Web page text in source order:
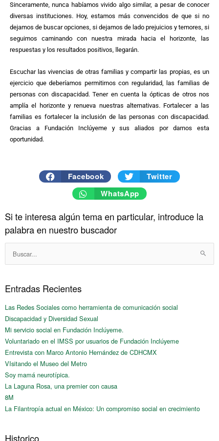
Sinceramente, nunca habíamos vivido algo similar, a pesar de conocer
diversas instituciones. Hoy, estamos más convencidos de que si no
dejamos de buscar opciones, si dejamos de lado prejuicios y temores, si
seguimos caminando con nuestra mirada hacia el horizonte, las
respuestas y los resultados positivos, llegarán.
Escuchar las vivencias de otras familias y compartir las propias, es un
ejercicio que deberíamos permitirnos con regularidad, las familias de
personas con discapacidad. Tener en cuenta la ópticas de otros nos
amplía el horizonte y renueva nuestras alternativas. Fortalecer a las
familias es fortalecer la inclusión de las personas con discapacidad.
Gracias a Fundación Inclúyeme y sus aliados por darnos esta
oportunidad.
Facebook
Twitter
WhatsApp
Si te interesa algún tema en particular, introduce la
palabra en nuestro buscador
Buscar:
Entradas Recientes
Las Redes Sociales como herramienta de comunicación social
Discapacidad y Diversidad Sexual
Mi servicio social en Fundación Inclúyeme.
Voluntariado en el IMSS por usuarios de Fundación Inclúyeme
Entrevista con Marco Antonio Hernández de CDHCMX
VIsitando el Museo del Metro
Soy mamá neurotípica.
La Laguna Rosa, una premier con causa
8M
La Filantropía actual en México: Un compromiso social en crecimiento
Historico
Historico